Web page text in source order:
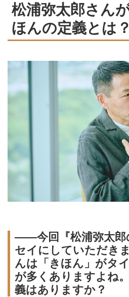
松浦弥太郎さん
ほんの定義とは？
――今回『松浦弥太郎
セイにしていただき
んは「きほん」がタ
が多くありますよね
義はありますか？